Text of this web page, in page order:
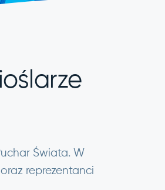
Świata. W
reprezentanci